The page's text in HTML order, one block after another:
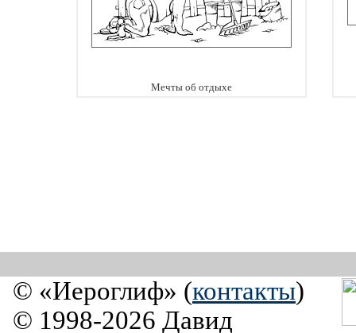
Мечты об отдыхе
© «Иероглиф» (контакты)
© 1998-2026 Давид